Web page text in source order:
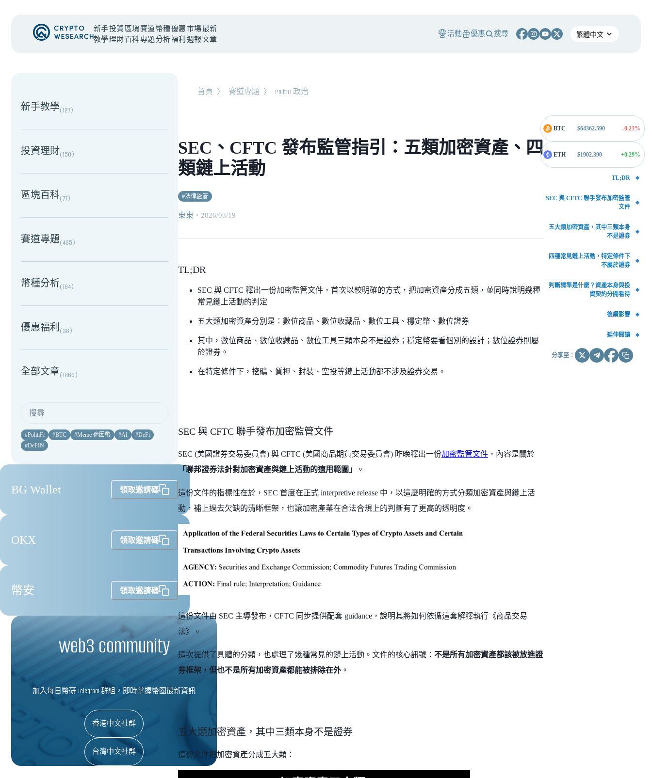
新手
教學
投資
理財
區塊
百科
賽道
專題
幣種
分析
優惠
福利
市場
週報
最新
文章
活動 優惠 搜尋
NEW EVENT
新手教學(127)
投資理財(150)
區塊百科(77)
賽道專題(435)
幣種分析(164)
優惠福利(38)
全部文章(1860)
#PolitiFi #BTC #Meme 迷因幣 #AI #DeFi
#DePIN
BG Wallet 領取邀請碼
OKX 領取邀請碼
幣安 領取邀請碼
web3 community
加入每日幣研 Telegram 群組，即時掌握幣圈最新資訊
香港中文社群
台灣中文社群
首頁 〉 賽道專題 〉 PolitiFi 政治
SEC、CFTC 發布監管指引：五類加密資產、四
類鏈上活動
#法律監管
東東 ・ 2026/03/19
TL;DR
SEC 與 CFTC 釋出一份加密監管文件，首次以較明確的方式，把加密資產分成五類，並同時說明幾種
常見鏈上活動的判定
五大類加密資產分別是：數位商品、數位收藏品、數位工具、穩定幣、數位證券
其中，數位商品、數位收藏品、數位工具三類本身不是證券；穩定幣要看個別的設計；數位證券則屬
於證券。
在特定條件下，挖礦、質押、封裝、空投等鏈上活動都不涉及證券交易。
SEC 與 CFTC 聯手發布加密監管文件
SEC (美國證券交易委員會) 與 CFTC (美國商品期貨交易委員會) 昨晚釋出一份加密監管文件 ，內容是關於
「聯邦證券法針對加密資產與鏈上活動的適用範圍」
。
這份文件的指標性在於，SEC 首度在正式 interpretive release 中，以這麼明確的方式分類加密資產與鏈上活
動，補上過去欠缺的清晰框架，也讓加密產業在合法合規上的判斷有了更高的透明度。
這份文件由 SEC 主導發布，CFTC 同步提供配套 guidance，說明其將如何依循這套解釋執行《商品交易
法》。
這次提供了具體的分類，也處理了幾種常見的鏈上活動。文件的核心訊號： 不是所有加密資產都該被放進證
券框架，但也不是所有加密資產都能被排除在外 。
五大類加密資產，其中三類本身不是證券
這份文件把加密資產分成五大類：
BTC $64362.590 -0.21%
ETH $1902.390 +0.29%
TL;DR
SEC 與 CFTC 聯手發布加密監管
文件
五大類加密資產，其中三類本身
不是證券
四種常見鏈上活動，特定條件下
不屬於證券
判斷標準是什麼？資產本身與投
資契約分開看待
後續影響
延伸閱讀
分享至：